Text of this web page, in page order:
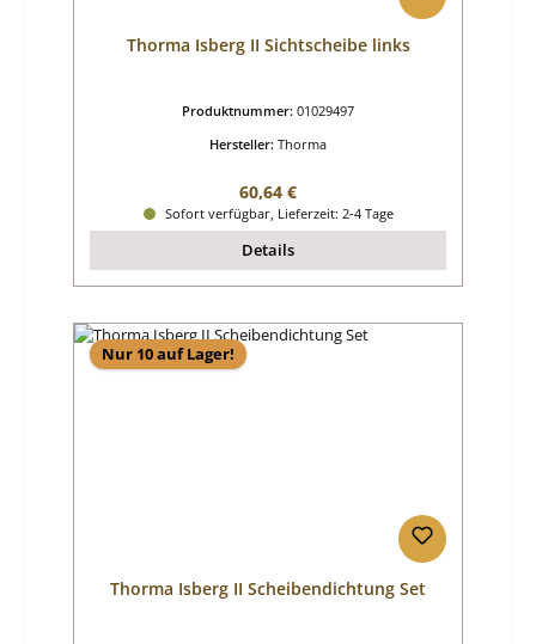
Thorma Isberg II Sichtscheibe links
Produktnummer: 01029497
Hersteller: Thorma
Regulärer Preis:
60,64 €
Sofort verfügbar, Lieferzeit: 2-4 Tage
Details
Nur 10 auf Lager!
Thorma Isberg II Scheibendichtung Set